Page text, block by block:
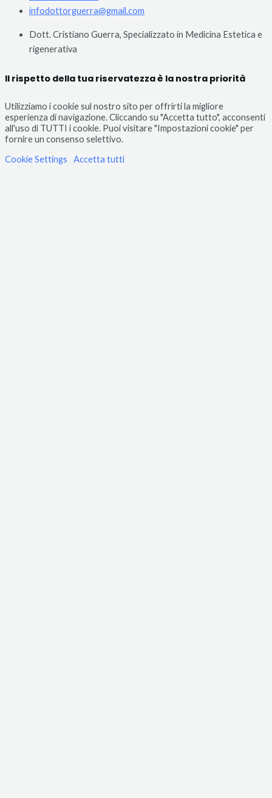
infodottorguerra@gmail.com
Dott. Cristiano Guerra, Specializzato in Medicina Estetica e
rigenerativa
Il rispetto della tua riservatezza è la nostra priorità
Utilizziamo i cookie sul nostro sito per offrirti la migliore
esperienza di navigazione. Cliccando su "Accetta tutto", acconsenti
all'uso di TUTTI i cookie. Puoi visitare "Impostazioni cookie" per
fornire un consenso selettivo.
Cookie Settings
Accetta tutti